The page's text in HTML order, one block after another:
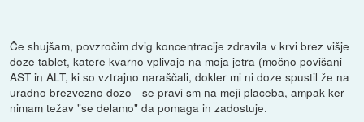
Če shujšam, povzročim dvig koncentracije zdravila v krvi brez višje
doze tablet, katere kvarno vplivajo na moja jetra (močno povišani
AST in ALT, ki so vztrajno naraščali, dokler mi ni doze spustil že na
uradno brezvezno dozo - se pravi sm na meji placeba, ampak ker
nimam težav "se delamo" da pomaga in zadostuje.